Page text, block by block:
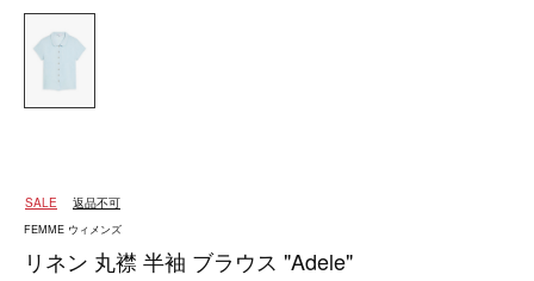
SALE 返品不可
FEMME ウィメンズ
リネン 丸襟 半袖 ブラウス "Adele"